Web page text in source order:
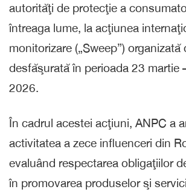
autorităţi de protecţie a
întreaga lume, la acţiunea
monitorizare („Sweep”) organizată
desfăşurată în perioada 23 martie
2026.
În cadrul acestei acţiuni, ANPC a
activitatea a zece influenceri din
evaluând respectarea obligaţiilor
în promovarea produselor şi